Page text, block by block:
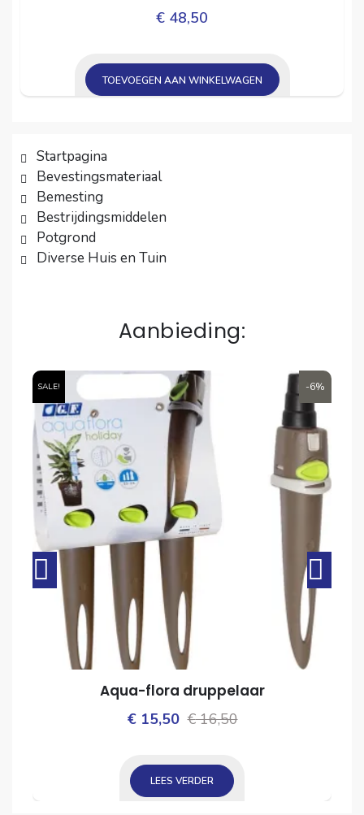
€ 48,50
TOEVOEGEN AAN WINKELWAGEN
Startpagina
Bevestingsmateriaal
Bemesting
Bestrijdingsmiddelen
Potgrond
Diverse Huis en Tuin
Aanbieding:
-6%
SALE!
Aqua-flora druppelaar
€16,50Oorspronkelijke
€15,50
Huidige
LEES VERDER